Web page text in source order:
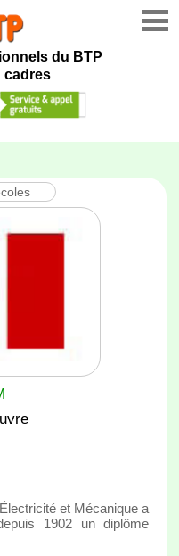
du BTP
cadres
et Mécanique a
1902 un diplôme